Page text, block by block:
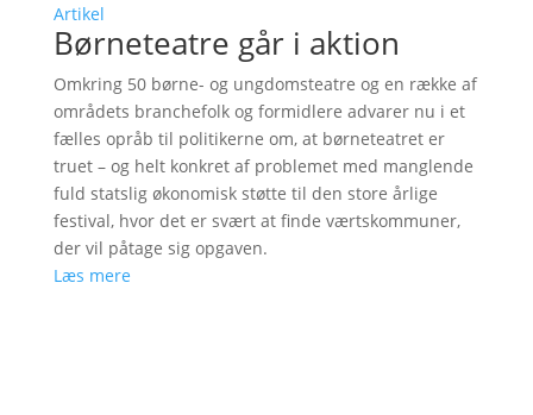
Artikel
Børneteatre går i aktion
Omkring 50 børne- og ungdomsteatre og en række af
områdets branchefolk og formidlere advarer nu i et
fælles opråb til politikerne om, at børneteatret er
truet – og helt konkret af problemet med manglende
fuld statslig økonomisk støtte til den store årlige
festival, hvor det er svært at finde værtskommuner,
der vil påtage sig opgaven.
Læs mere